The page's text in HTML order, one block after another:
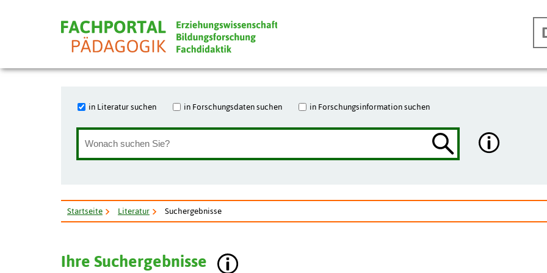
in Literatur suchen in Forschungsdaten suchen in Forschungsinformation suchen
Startseite Literatur Suchergebnisse
Ihre Suchergebnisse